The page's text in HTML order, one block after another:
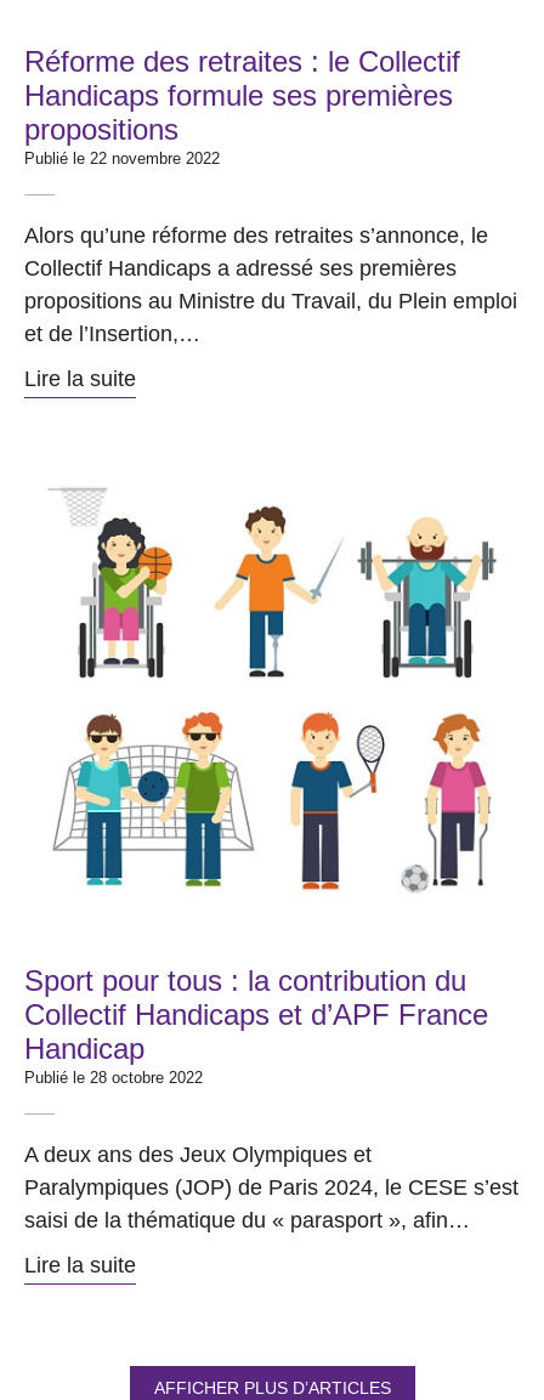
Réforme des retraites : le Collectif
Handicaps formule ses premières
propositions
Publié le 22 novembre 2022
Alors qu’une réforme des retraites s’annonce, le
Collectif Handicaps a adressé ses premières
propositions au Ministre du Travail, du Plein emploi
et de l’Insertion,…
Lire la suite
Sport pour tous : la contribution du
Collectif Handicaps et d’APF France
Handicap
Publié le 28 octobre 2022
A deux ans des Jeux Olympiques et
Paralympiques (JOP) de Paris 2024, le CESE s’est
saisi de la thématique du « parasport », afin…
Lire la suite
AFFICHER PLUS D’ARTICLES